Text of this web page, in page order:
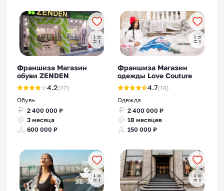
Франшиза Магазин
обуви ZENDEN
4.2(22)
Обувь
2 400 000 ₽
3 месяца
600 000 ₽
Франшиза Магазин
одежды Love Couture
4.7(18)
Одежда
2 400 000 ₽
18 месяцев
150 000 ₽